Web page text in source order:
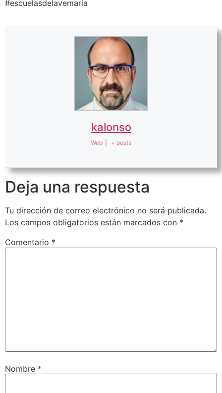
#escuelasdelavemaria
kalonso
Web + posts
Deja una respuesta
Tu dirección de correo electrónico no será publicada.
Los campos obligatorios están marcados con *
Comentario *
Nombre *